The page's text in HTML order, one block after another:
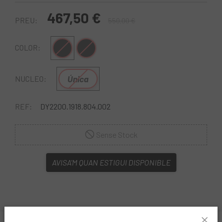
PREU: 467,50 €
COLOR:Negre-Blanc
Negre-Gris
NUCLEO: Única
REF: DY2200.1918.804.002
AVISA'M QUAN ESTIGUI DISPONIBLE